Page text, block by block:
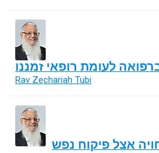
לעומת רופאי זמננו
Rav Zechariah Tubi
אצל פיקוח נפש